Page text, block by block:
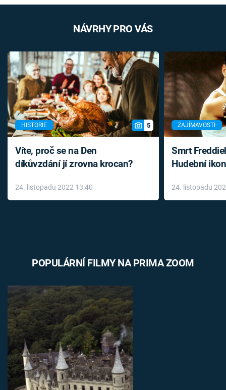
NÁVRHY PRO VÁS
HISTORIE 5
Víte, proč se na Den
díkůvzdání jí zrovna krocan?
24. listopadu 2022 13:40
ZAJÍMAVOSTI
Smrt
Hudební
léky
24. listopadu
POPULÁRNÍ FILMY NA PRIMA ZOOM